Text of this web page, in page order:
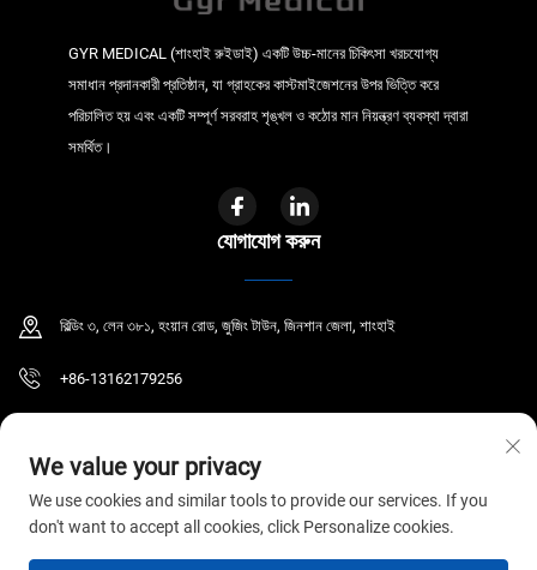
GYR MEDICAL (শাংহাই রুইডাই) একটি উচ্চ-মানের চিকিৎসা খরচযোগ্য
সমাধান প্রদানকারী প্রতিষ্ঠান, যা গ্রাহকের কাস্টমাইজেশনের উপর ভিত্তি করে
পরিচালিত হয় এবং একটি সম্পূর্ণ সরবরাহ শৃঙ্খল ও কঠোর মান নিয়ন্ত্রণ ব্যবস্থা দ্বারা
সমর্থিত।
যোগাযোগ করুন
বিল্ডিং ৩, লেন ৩৮১, হংয়ান রোড, জুজিং টাউন, জিনশান জেলা, শাংহাই
+86-13162179256
We value your privacy
We use cookies and similar tools to provide our services. If you
don't want to accept all cookies, click Personalize cookies.